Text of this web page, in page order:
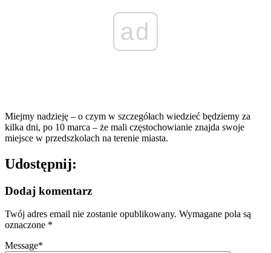
ad
Miejmy nadzieję – o czym w szczegółach wiedzieć będziemy za
kilka dni, po 10 marca – że mali częstochowianie znajda swoje
miejsce w przedszkolach na terenie miasta.
Udostępnij:
Dodaj komentarz
Twój adres email nie zostanie opublikowany. Wymagane pola są
oznaczone *
Message*